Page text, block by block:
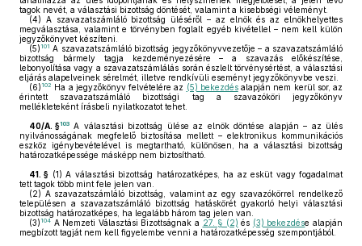
tagok nevét, a választási bizottság döntését, valamint a kisebbségi véleményt.
(4) A szavazatszámláló bizottság üléséről – az elnök és az elnökhelyettes
megválasztása, valamint e törvényben foglalt egyéb kivétellel – nem kell külön
jegyzőkönyvet készíteni.
(5) 101 A szavazatszámláló bizottság jegyzőkönyvvezetője – a szavazatszámláló
bizottság bármely tagja kezdeményezésére – a szavazás előkészítése,
lebonyolítása vagy a szavazatszámlálás során észlelt törvénysértést, a választási
eljárás alapelveinek sérelmét, illetve rendkívüli eseményt jegyzőkönyvbe veszi.
(6) 102 Ha a jegyzőkönyv felvételére az (5) bekezdésalapján nem kerül sor, az
érintett szavazatszámláló bizottsági tag a szavazóköri jegyzőkönyv
mellékleteként írásbeli nyilatkozatot tehet.
40/A. §103
A választási bizottság ülése az elnök döntése alapján – az ülés
nyilvánosságának megfelelő biztosítása mellett – elektronikus kommunikációs
eszköz igénybevételével is megtartható, különösen, ha a választási bizottság
határozatképessége másképp nem biztosítható.
41. § (1) A választási bizottság határozatképes, ha az esküt vagy fogadalmat
tett tagok több mint fele jelen van.
(2) A szavazatszámláló bizottság, valamint az egy szavazókörrel rendelkező
településen a szavazatszámláló bizottság hatáskörét gyakorló helyi választási
bizottság határozatképes, ha legalább három tag jelen van.
(3) 104 A Nemzeti Választási Bizottságnak a 27. § (2) és (3) bekezdése alapján
megbízott tagját nem kell figyelembe venni a határozatképesség szempontjából.